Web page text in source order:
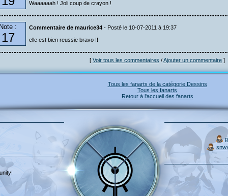
Waaaaaah ! Joli coup de crayon !
Note :
17
Commentaire de maurice34 - Posté le 10-07-2011 à 19:37
elle est bien reussie bravo !!
[ Voir tous les commentaires /Ajouter un commentaire ]
Tous les fanarts de la catégorie Dessins
Tous les fanarts
Retour à l'accueil des fanarts